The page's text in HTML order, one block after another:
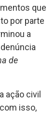
que
por parte
a
de
ação civil
isso,